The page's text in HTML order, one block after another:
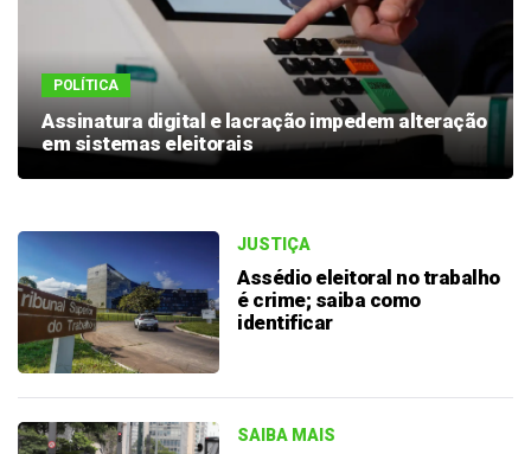
POLÍTICA
Assinatura digital e lacração impedem alteração
em sistemas eleitorais
JUSTIÇA
Assédio eleitoral no trabalho
é crime; saiba como
identificar
SAIBA MAIS